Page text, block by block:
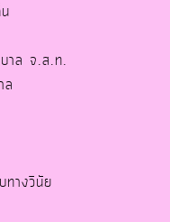
าล จ.ส.ท.
ล
ทางวินัย